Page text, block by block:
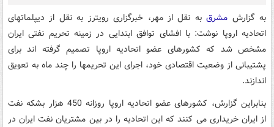
به گزارش مشرقبه نقل از مهر، خبرگزاری رویترز به نقل از دیپلماتهای
اتحادیه اروپا نوشت: با افشای توافق ابتدایی در زمینه تحریم نفتی ایران
مشخص شد که کشورهای عضو اتحادیه اروپا تصمیم گرفته اند برای
پشتیبانی از وضعیت اقتصادی خود، اجرای این تحریمها را چند ماه به تعویق
اندازند.
بنابراین گزارش، کشورهای عضو اتحادیه اروپا روزانه 450 هزار بشکه نفت
از ایران خریداری می کنند که این اتحادیه را در بین مشتریان نفت ایران در